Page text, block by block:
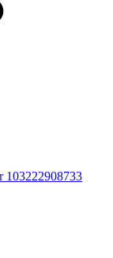
103222908733